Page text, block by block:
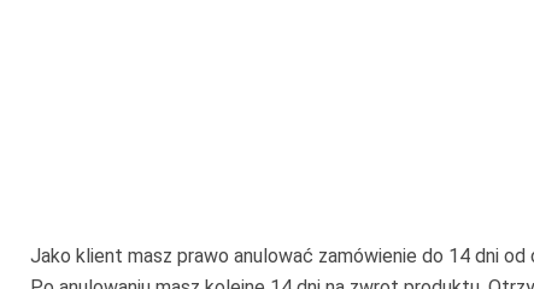
Jako klient masz prawo anulować zamówienie do 14 dni